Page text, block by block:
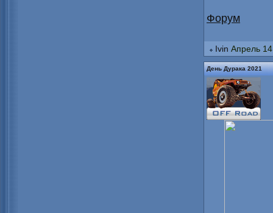
Форум
Ivin Апрель
День Дурака 2021